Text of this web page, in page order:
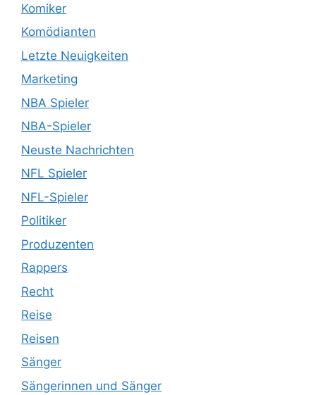
Komiker
Komödianten
Letzte Neuigkeiten
Marketing
NBA Spieler
NBA-Spieler
Neuste Nachrichten
NFL Spieler
NFL-Spieler
Politiker
Produzenten
Rappers
Recht
Reise
Reisen
Sänger
Sängerinnen und Sänger